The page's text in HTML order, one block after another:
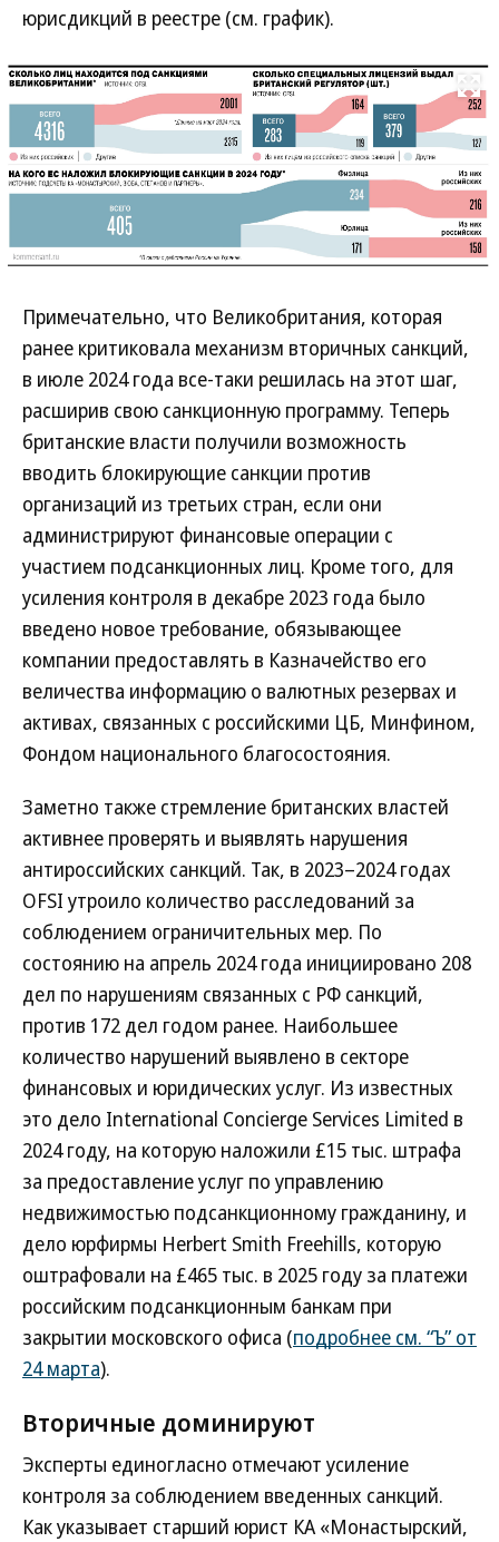
юрисдикций в реестре (см. график).
Развернуть
Примечательно, что Великобритания, которая
ранее критиковала механизм вторичных санкций,
в июле 2024 года все-таки решилась на этот шаг,
расширив свою санкционную программу. Теперь
британские власти получили возможность
вводить блокирующие санкции против
организаций из третьих стран, если они
администрируют финансовые операции с
участием подсанкционных лиц. Кроме того, для
усиления контроля в декабре 2023 года было
введено новое требование, обязывающее
компании предоставлять в Казначейство его
величества информацию о валютных резервах и
активах, связанных с российскими ЦБ, Минфином,
Фондом национального благосостояния.
Заметно также стремление британских властей
активнее проверять и выявлять нарушения
антироссийских санкций. Так, в 2023–2024 годах
OFSI утроило количество расследований за
соблюдением ограничительных мер. По
состоянию на апрель 2024 года инициировано 208
дел по нарушениям связанных с РФ санкций,
против 172 дел годом ранее. Наибольшее
количество нарушений выявлено в секторе
финансовых и юридических услуг. Из известных
это дело International Concierge Services Limited в
2024 году, на которую наложили £15 тыс. штрафа
за предоставление услуг по управлению
недвижимостью подсанкционному гражданину, и
дело юрфирмы Herbert Smith Freehills, которую
оштрафовали на £465 тыс. в 2025 году за платежи
российским подсанкционным банкам при
закрытии московского офиса (подробнее см. “Ъ” от
24 марта).
Вторичные доминируют
Эксперты единогласно отмечают усиление
контроля за соблюдением введенных санкций.
Как указывает старший юрист КА «Монастырский,